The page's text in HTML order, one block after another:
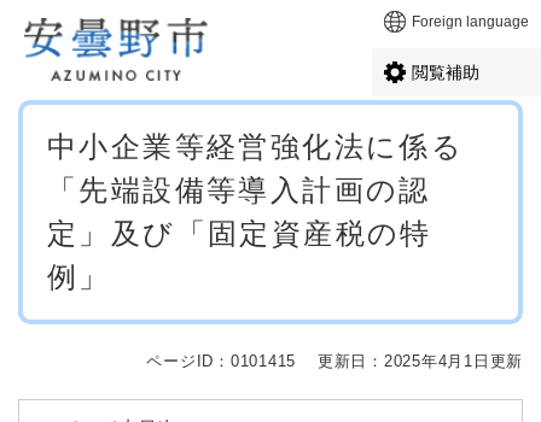
メニューを飛ばして本文へ Foreign language
閲覧補助
本
中小企業等経営強化法に係る
「先端設備等導入計画の認
定」及び「固定資産税の特
例」
ページID：0101415 更新日：2025年4月1日更新